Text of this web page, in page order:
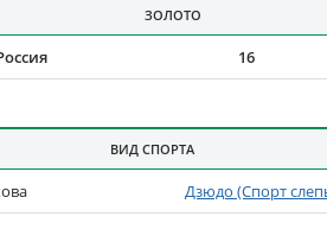
ЗОЛОТО
16
ДИСЦИПЛИНАМ
ВИД СПОРТА
Дзюдо (Спорт